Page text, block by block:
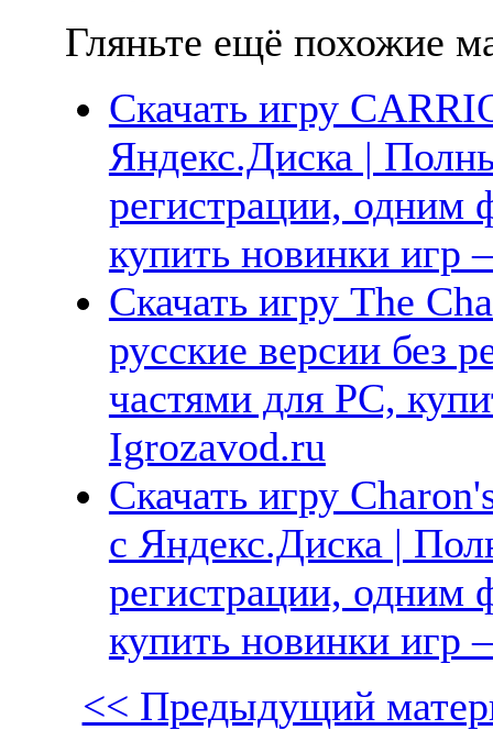
Гляньте ещё похожие
Скачать игру
Яндекс.Диска |
регистрации, одним
купить новинки
Скачать игру The
русские версии без
частями для PC,
Igrozavod.ru
Скачать игру
с Яндекс.Диска |
регистрации, одним
купить новинки
<< Предыдущий